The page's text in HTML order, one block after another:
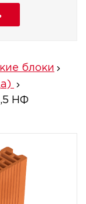
блоки
НФ